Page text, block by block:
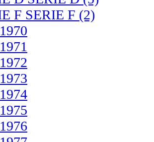
SERIE F (2)
1970
1971
1972
1973
1974
1975
1976